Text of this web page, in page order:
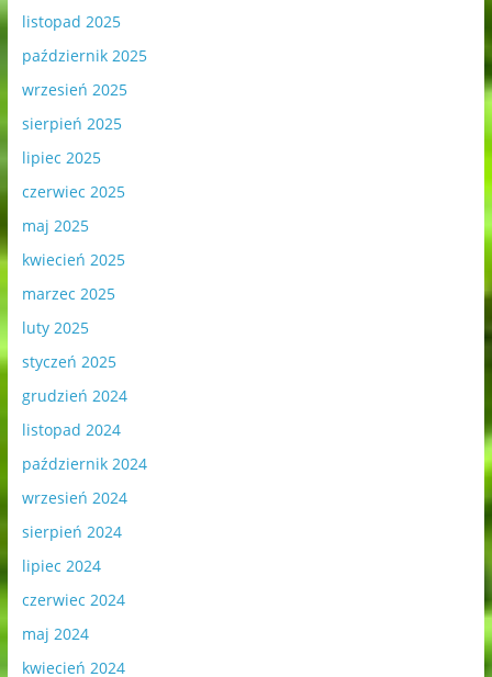
listopad 2025
październik 2025
wrzesień 2025
sierpień 2025
lipiec 2025
czerwiec 2025
maj 2025
kwiecień 2025
marzec 2025
luty 2025
styczeń 2025
grudzień 2024
listopad 2024
październik 2024
wrzesień 2024
sierpień 2024
lipiec 2024
czerwiec 2024
maj 2024
kwiecień 2024